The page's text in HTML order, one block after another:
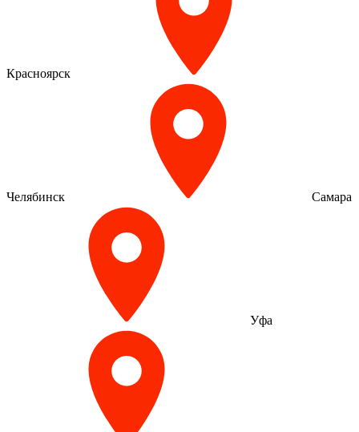
Красноярск
Челябинск Самара
Уфа